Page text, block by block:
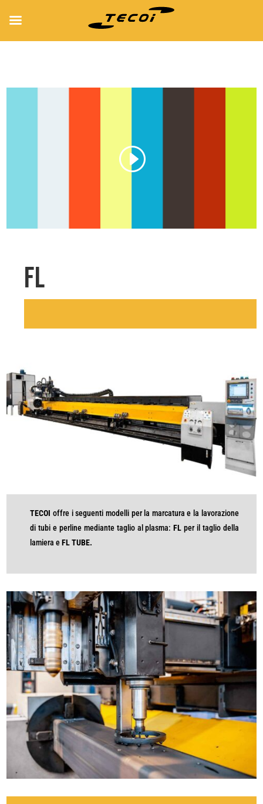
FL
TECOI offre i seguenti modelli per la marcatura e la lavorazione
di tubi e perline mediante taglio al plasma:FL per il taglio della
lamiera eFL TUBE.